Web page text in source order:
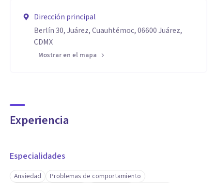
Dirección principal
Berlín 30, Juárez, Cuauhtémoc, 06600 Juárez,
CDMX
Mostrar en el mapa
Experiencia
Especialidades
Ansiedad
Problemas de comportamiento